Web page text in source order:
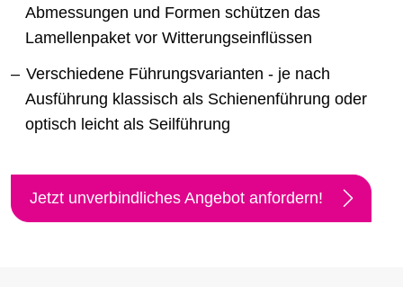
Abmessungen und Formen schützen das
Lamellenpaket vor Witterungseinflüssen
Verschiedene Führungsvarianten - je nach
Ausführung klassisch als Schienenführung oder
optisch leicht als Seilführung
Jetzt unverbindliches Angebot anfordern!